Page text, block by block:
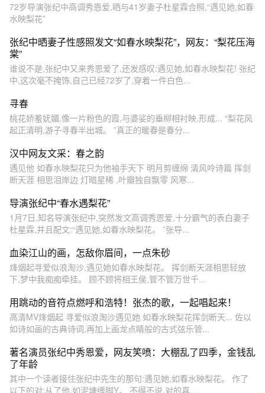
72岁导演张纪中高调秀恩爱,晒与41岁妻子杜星霖合照,“遇见她,如春
水映梨花”
张纪中晒妻子性感照发文“如春水映梨花”，网友：“梨花压海
棠”
谁说不是,张纪中又来秀恩爱了,还发感叹:遇见她,如春水映梨花! 张纪
中,这次毫不掩饰,自己已经72岁了,穿着一件白色...
寻春
桃花娇羞妩媚,像一片粉色的霞,与婆娑的垂柳相衬映,形成... “梨花风
起正清明,游子寻春半出城。 ”真正的暖春是春分...
汉中网友文采：春之韵
遇见他 如春水映梨花只为他袖手天下 明月剪缠绵 清风呤诗篇 挥剑
断天涯 相思泪岸边 灯暗星稀 ,叶瓣独自飘零 风寒...
导演张纪中“春水遇梨花”
1月7日,知名导演张纪中,突然发文高调秀恩爱,十分霸气的表白妻子
杜星霖,并且配文:“遇见她,如春水映梨花。 ”张导...
血染江山的画，怎敌你眉间，一点朱砂
烽烟起寻爱似浪淘沙,遇见她如春水映梨花。 挥剑断天涯相思轻放
下,梦中我痴痴牵挂。 顾不顾将相王侯,管不管万世千...
用跳动的音符点燃呼和浩特！张杰的歌，一起唱起来！
高清MV烽烟起 寻爱似浪淘沙遇见她 如春水映梨花挥剑断天... 佐以
如诗如画的古典诗词,再加上画龙点睛般的古式弦乐管...
著名演员张纪中秀恩爱，网友笑喷：大棚乱了四季，金钱乱
了年龄
其中一个读者接住张纪中先生的那句:遇见她,如春水映梨花。 作了
以下的对:从了他,如泥塘缠脚Y。 不得不说,对的真...